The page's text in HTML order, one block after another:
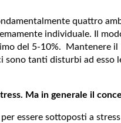
quattro
individuale. Il
del 5-10%. Mantenere
tanti disturbi ad esso
Ma in generale il
essere sottoposti a